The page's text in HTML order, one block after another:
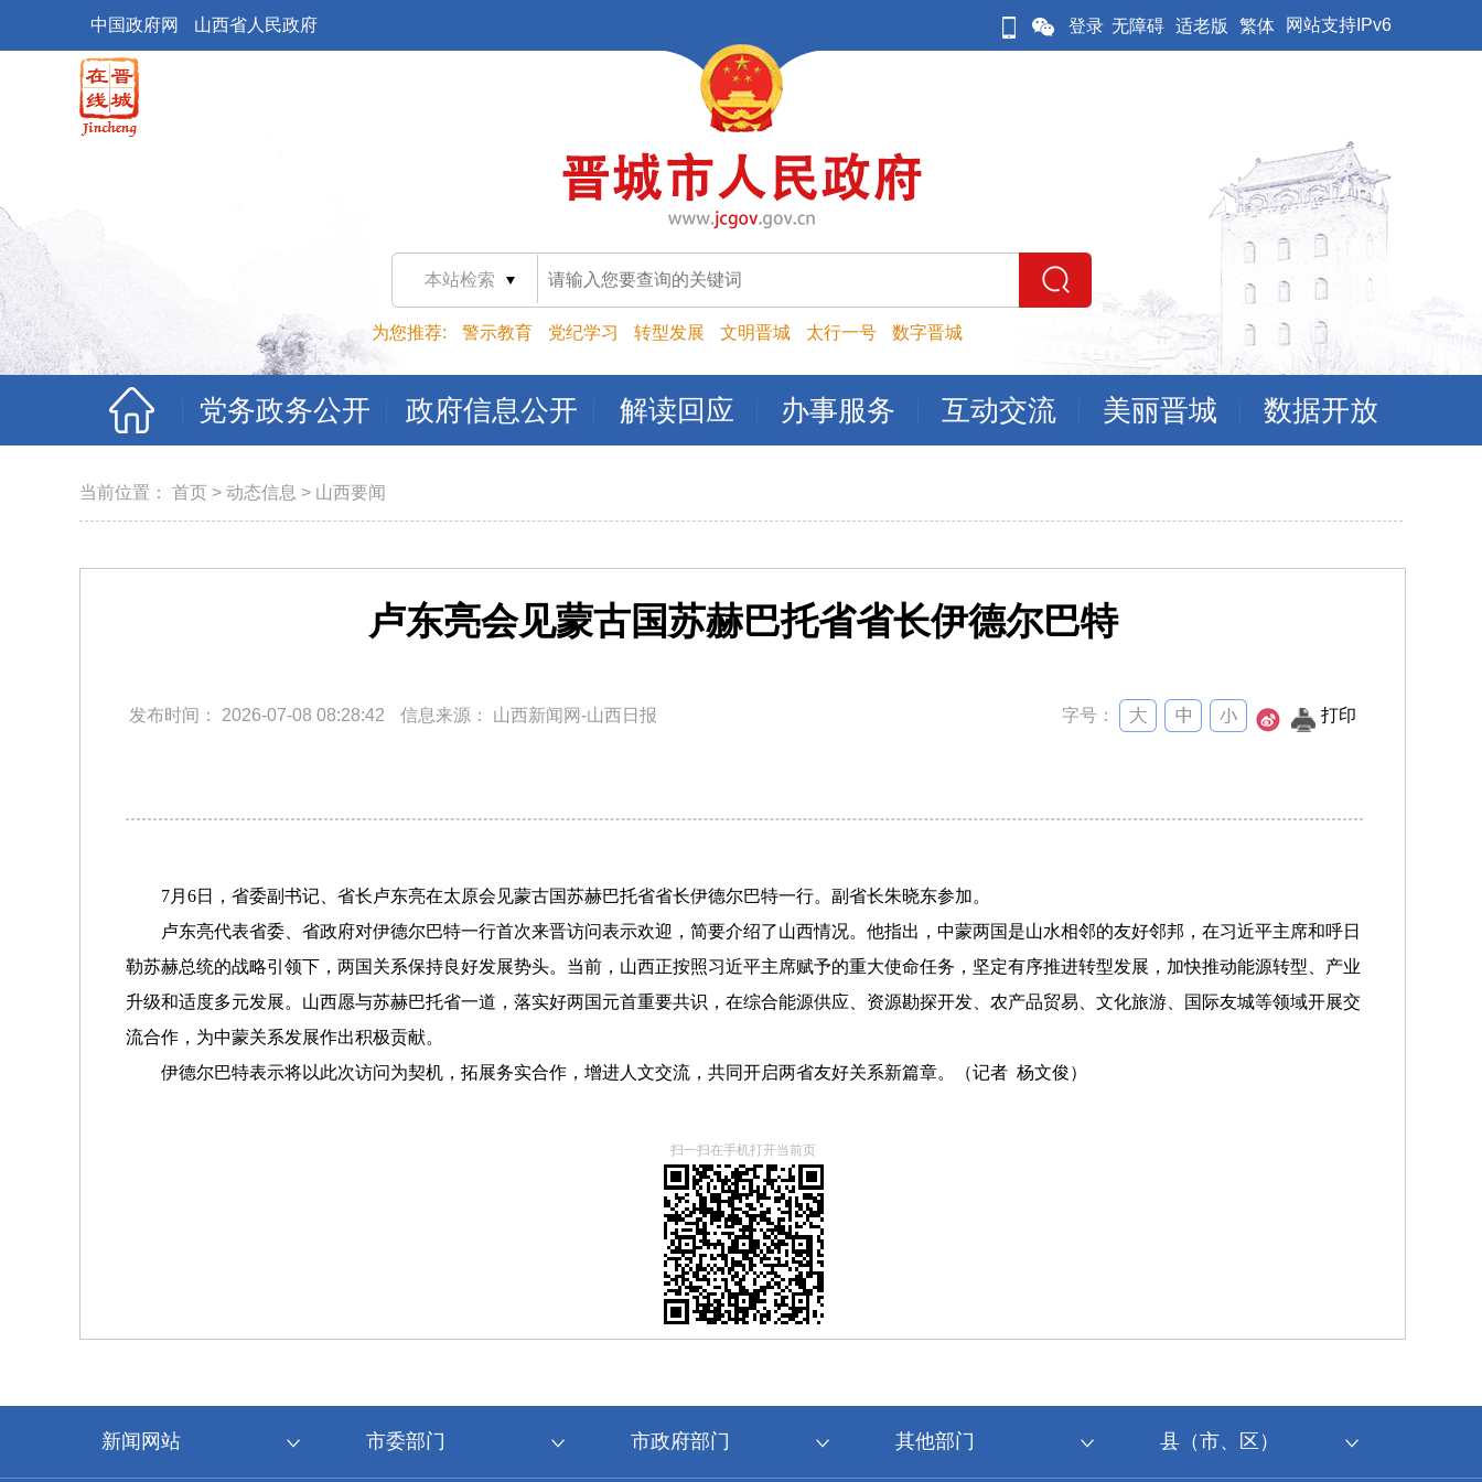
中国政府网 山西省人民政府 登录 无障碍 适老版 繁体 网站支持IPv6
本站检索
为您推荐: 警示教育 党纪学习 转型发展 文明晋城 太行一号 数字晋城
党务政务公开 政府信息公开 解读回应 办事服务 互动交流 美丽晋城 数据开放
当前位置： 首页 > 动态信息 > 山西要闻
卢东亮会见蒙古国苏赫巴托省省长伊德尔巴特
发布时间： 2026-07-08 08:28:42 信息来源： 山西新闻网-山西日报 字号： 打印
7月6日，省委副书记、省长卢东亮在太原会见蒙古国苏赫巴托省省长伊德尔巴特一行。副省长朱晓东参加。
卢东亮代表省委、省政府对伊德尔巴特一行首次来晋访问表示欢迎，简要介绍了山西情况。他指出，中蒙两国是山水相邻的友好邻邦，在习近平主席和呼日
勒苏赫总统的战略引领下，两国关系保持良好发展势头。当前，山西正按照习近平主席赋予的重大使命任务，坚定有序推进转型发展，加快推动能源转型、产业
升级和适度多元发展。山西愿与苏赫巴托省一道，落实好两国元首重要共识，在综合能源供应、资源勘探开发、农产品贸易、文化旅游、国际友城等领域开展交
流合作，为中蒙关系发展作出积极贡献。
伊德尔巴特表示将以此次访问为契机，拓展务实合作，增进人文交流，共同开启两省友好关系新篇章。
（记者 杨文俊）
扫一扫在手机打开当前页
新闻网站 市委部门 市政府部门 其他部门 县（市、区）